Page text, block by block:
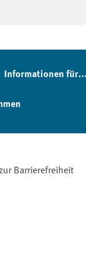
Informationen für...
Barrierefreiheit